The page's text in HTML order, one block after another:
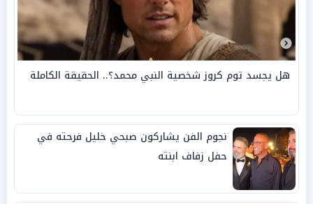
هل يجسد توم كروز شخصية النبي محمد؟.. الحقيقة الكاملة
نجوم الفن يشاركون صبحي خليل فرحته في
حفل زفاف ابنته